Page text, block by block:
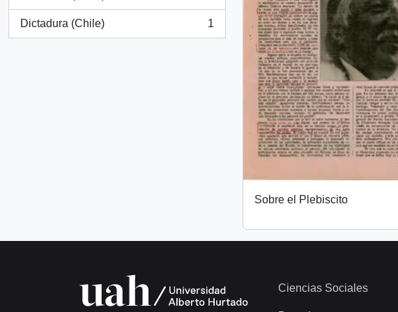
Dictadura (Chile)
, 1 resultados
1
Sobre el Plebiscito
Ciencias Sociales